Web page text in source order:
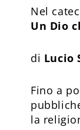
Nel
Un Dio
di Lucio
Fino a
la